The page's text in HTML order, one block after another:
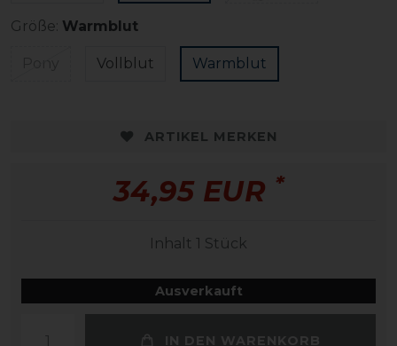
Größe: Warmblut
Vollblut Warmblut
ARTIKEL MERKEN
34,95 EUR *
Inhalt 1 Stück
Ausverkauft
IN DEN WARENKORB